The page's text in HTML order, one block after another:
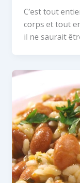
C’est tout
corps et tout
il ne saurait